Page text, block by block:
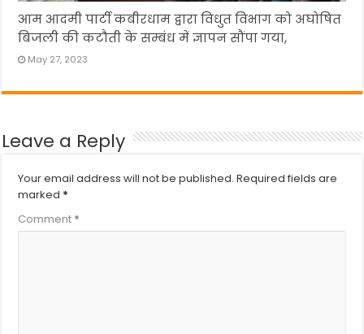
आम आदमी पार्टी कबीरधाम द्वारा विधुत विभाग को अघोषित
बिजली की कटौती के सम्बंध में ज्ञापन सौंपा गया,
May 27, 2023
Leave a Reply
Your email address will not be published. Required fields are
marked *
Comment *